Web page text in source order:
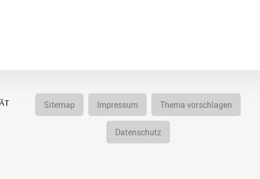
Sitemap Impressum Thema vorschlagen
Datenschutz